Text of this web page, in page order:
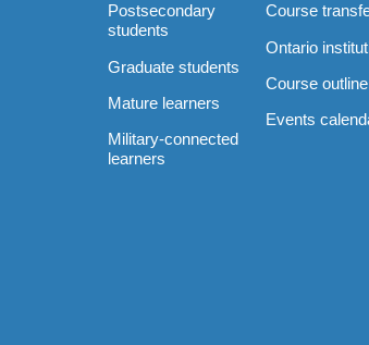
Postsecondary
students
Graduate students
Mature learners
Military-connected
learners
Course
Ontario
Course outline
Events